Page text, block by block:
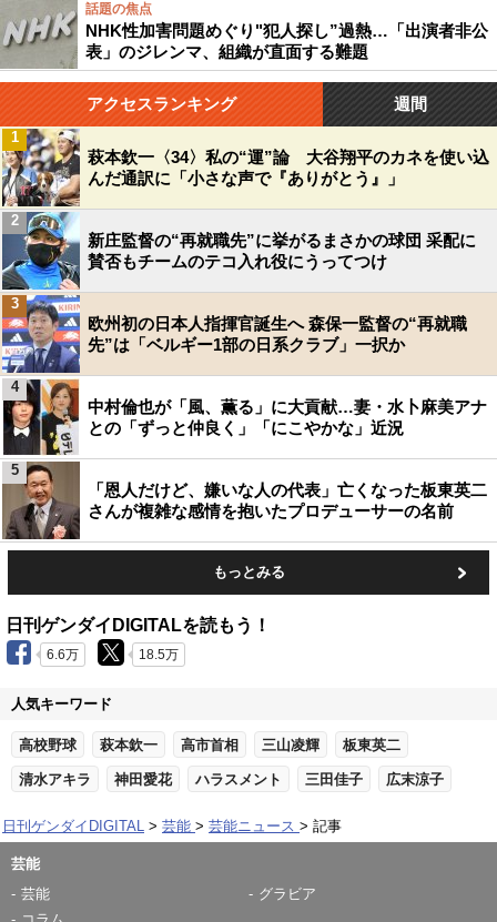
話題の焦点
NHK性加害問題めぐり"犯人探し”過熱…「出演者非公
表」のジレンマ、組織が直面する難題
アクセスランキング 週間
萩本欽一〈34〉私の“運”論 大谷翔平のカネを使い込
んだ通訳に「小さな声で『ありがとう』」
1
新庄監督の“再就職先”に挙がるまさかの球団 采配に
賛否もチームのテコ入れ役にうってつけ
2
欧州初の日本人指揮官誕生へ 森保一監督の“再就職
先”は「ベルギー1部の日系クラブ」一択か
3
中村倫也が「風、薫る」に大貢献…妻・水卜麻美アナ
との「ずっと仲良く」「にこやかな」近況
4
「恩人だけど、嫌いな人の代表」亡くなった板東英二
さんが複雑な感情を抱いたプロデューサーの名前
5
もっとみる
日刊ゲンダイDIGITALを読もう！
6.6万 18.5万
人気キーワード
高校野球 萩本欽一 高市首相 三山凌輝 板東英二
清水アキラ 神田愛花 ハラスメント 三田佳子 広末涼子
日刊ゲンダイDIGITAL 芸能 芸能ニュース 記事
芸能
芸能
グラビア